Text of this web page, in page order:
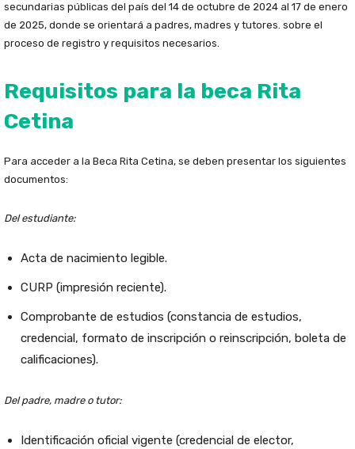
secundarias públicas del país del 14 de octubre de 2024 al 17 de enero
de 2025, donde se orientará a padres, madres y tutores. sobre el
proceso de registro y requisitos necesarios.
Requisitos para la beca Rita
Cetina
Para acceder a la Beca Rita Cetina, se deben presentar los siguientes
documentos:
Del estudiante:
Acta de nacimiento legible.
CURP (impresión reciente).
Comprobante de estudios (constancia de estudios,
credencial, formato de inscripción o reinscripción, boleta de
calificaciones).
Del padre, madre o tutor:
Identificación oficial vigente (credencial de elector,